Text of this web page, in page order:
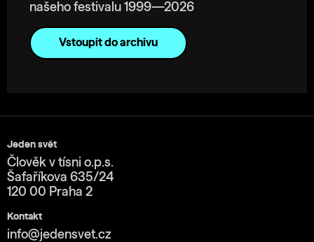
našeho festivalu 1999—2026
Vstoupit do archivu
Jeden svět
Člověk v tísni o.p.s.
Šafaříkova 635/24
120 00 Praha 2
Kontakt
info@jedensvet.cz